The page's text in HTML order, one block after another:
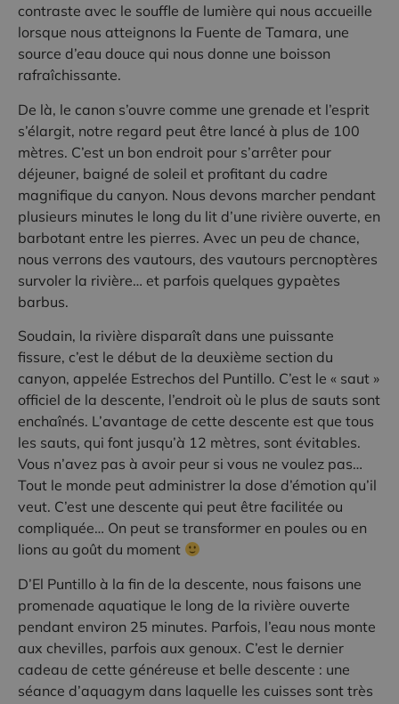
contraste avec le souffle de lumière qui nous accueille
lorsque nous atteignons la Fuente de Tamara, une
source d’eau douce qui nous donne une boisson
rafraîchissante.
De là, le canon s’ouvre comme une grenade et l’esprit
s’élargit, notre regard peut être lancé à plus de 100
mètres. C’est un bon endroit pour s’arrêter pour
déjeuner, baigné de soleil et profitant du cadre
magnifique du canyon. Nous devons marcher pendant
plusieurs minutes le long du lit d’une rivière ouverte, en
barbotant entre les pierres. Avec un peu de chance,
nous verrons des vautours, des vautours percnoptères
survoler la rivière… et parfois quelques gypaètes
barbus.
Soudain, la rivière disparaît dans une puissante
fissure, c’est le début de la deuxième section du
canyon, appelée Estrechos del Puntillo. C’est le « saut »
officiel de la descente, l’endroit où le plus de sauts sont
enchaînés. L’avantage de cette descente est que tous
les sauts, qui font jusqu’à 12 mètres, sont évitables.
Vous n’avez pas à avoir peur si vous ne voulez pas…
Tout le monde peut administrer la dose d’émotion qu’il
veut. C’est une descente qui peut être facilitée ou
compliquée… On peut se transformer en poules ou en
lions au goût du moment
D’El Puntillo à la fin de la descente, nous faisons une
promenade aquatique le long de la rivière ouverte
pendant environ 25 minutes. Parfois, l’eau nous monte
aux chevilles, parfois aux genoux. C’est le dernier
cadeau de cette généreuse et belle descente : une
séance d’aquagym dans laquelle les cuisses sont très